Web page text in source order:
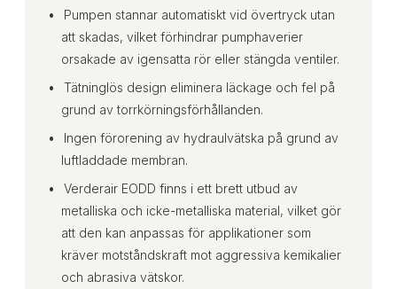
Pumpen stannar automatiskt vid övertryck utan
att skadas, vilket förhindrar pumphaverier
orsakade av igensatta rör eller stängda ventiler.
Tätninglös design eliminera läckage och fel på
grund av torrkörningsförhållanden.
Ingen förorening av hydraulvätska på grund av
luftladdade membran.
Verderair EODD finns i ett brett utbud av
metalliska och icke-metalliska material, vilket gör
att den kan anpassas för applikationer som
kräver motståndskraft mot aggressiva kemikalier
och abrasiva vätskor.